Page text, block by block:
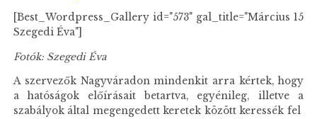
[Best_Wordpress_Gallery id="573" gal_title="Március 15
Szegedi Éva"]
Fotók: Szegedi Éva
A szervezők Nagyváradon mindenkit arra kértek, hogy
a hatóságok előírásait betartva, egyénileg, illetve a
szabályok által megengedett keretek között keressék fel